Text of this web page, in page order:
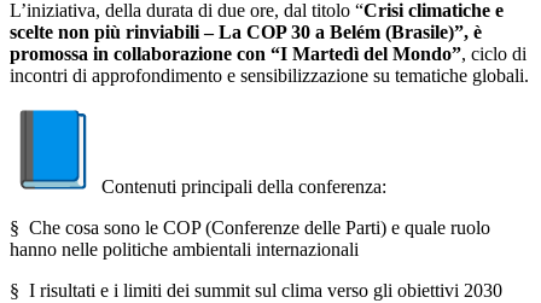
L’iniziativa, della durata di due ore, dal titolo “Crisi climatiche e
scelte non più rinviabili – La COP 30 a Belém (Brasile)”, è
promossa in collaborazione con “I Martedì del Mondo”, ciclo di
incontri di approfondimento e sensibilizzazione su tematiche globali.
Contenuti principali della conferenza:
§ Che cosa sono le COP (Conferenze delle Parti) e quale ruolo
hanno nelle politiche ambientali internazionali
§ I risultati e i limiti dei summit sul clima verso gli obiettivi 2030